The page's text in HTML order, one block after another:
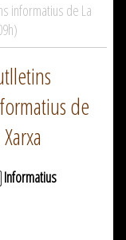
informatius de La
de
Informatius